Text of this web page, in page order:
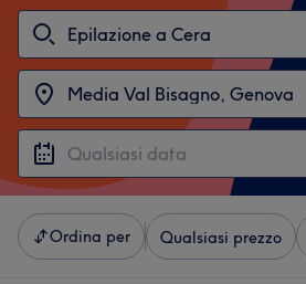
Ordina per Qualsiasi prezzo